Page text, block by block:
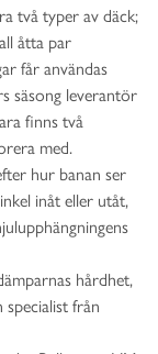
två typer av däck;
åtta par
får användas
säsong leverantör
finns två
med.
hur banan ser
inåt eller utåt,
hårdhet,
från